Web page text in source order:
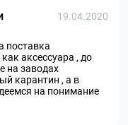
19.04.2020
поставка
аксессуара , до
на заводах
карантин , а в
на понимание